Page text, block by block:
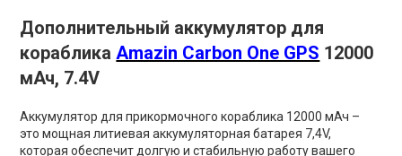
Дополнительный аккумулятор для
корабликаAmazin Carbon One GPS 12000
мАч, 7.4V
Аккумулятор для прикормочного кораблика 12000 мАч –
это мощная литиевая аккумуляторная батарея 7,4V,
которая обеспечит долгую и стабильную работу вашего